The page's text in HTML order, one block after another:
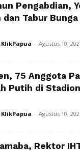
Pengabdian,
Tabur Bunga
- Agustus 10,
75 Anggota
Putih di
- Agustus 10,
Rektor